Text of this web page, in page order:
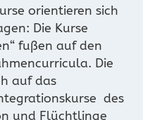
orientieren sich
Die Kurse
fußen auf den
Die
auf das
des
und Flüchtlinge